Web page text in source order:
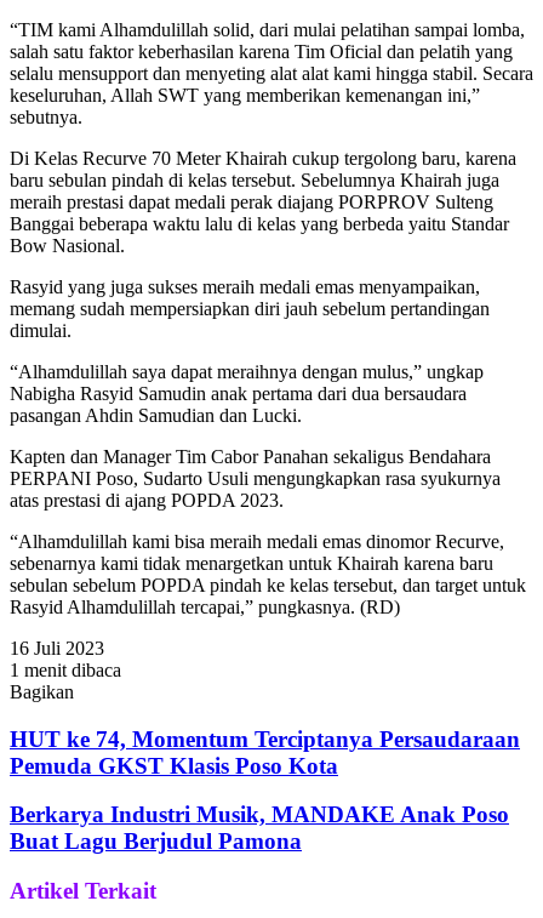
“TIM kami Alhamdulillah solid, dari mulai pelatihan sampai lomba,
salah satu faktor keberhasilan karena Tim Oficial dan pelatih yang
selalu mensupport dan menyeting alat alat kami hingga stabil. Secara
keseluruhan, Allah SWT yang memberikan kemenangan ini,”
sebutnya.
Di Kelas Recurve 70 Meter Khairah cukup tergolong baru, karena
baru sebulan pindah di kelas tersebut. Sebelumnya Khairah juga
meraih prestasi dapat medali perak diajang PORPROV Sulteng
Banggai beberapa waktu lalu di kelas yang berbeda yaitu Standar
Bow Nasional.
Rasyid yang juga sukses meraih medali emas menyampaikan,
memang sudah mempersiapkan diri jauh sebelum pertandingan
dimulai.
“Alhamdulillah saya dapat meraihnya dengan mulus,” ungkap
Nabigha Rasyid Samudin anak pertama dari dua bersaudara
pasangan Ahdin Samudian dan Lucki.
Kapten dan Manager Tim Cabor Panahan sekaligus Bendahara
PERPANI Poso, Sudarto Usuli mengungkapkan rasa syukurnya
atas prestasi di ajang POPDA 2023.
“Alhamdulillah kami bisa meraih medali emas dinomor Recurve,
sebenarnya kami tidak menargetkan untuk Khairah karena baru
sebulan sebelum POPDA pindah ke kelas tersebut, dan target untuk
Rasyid Alhamdulillah tercapai,” pungkasnya. (RD)
16 Juli 2023
1 menit dibaca
Bagikan
via
Email
HUT ke 74, Momentum Terciptanya Persaudaraan
Pemuda GKST Klasis Poso Kota
Berkarya Industri Musik, MANDAKE Anak Poso
Buat Lagu Berjudul Pamona
Artikel Terkait